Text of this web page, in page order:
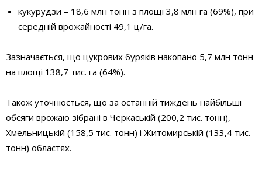
кукурудзи – 18,6 млн тонн з площі 3,8 млн га (69%), при
середній врожайності 49,1 ц/га.
Зазначається, що цукрових буряків накопано 5,7 млн тонн
на площі 138,7 тис. га (64%).
Також уточнюється, що за останній тиждень найбільші
обсяги врожаю зібрані в Черкаській (200,2 тис. тонн),
Хмельницькій (158,5 тис. тонн) і Житомирській (133,4 тис.
тонн) областях.